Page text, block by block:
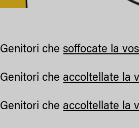
Genitori chesoffocate la
Genitori che accoltellate la
Genitori che accoltellate la